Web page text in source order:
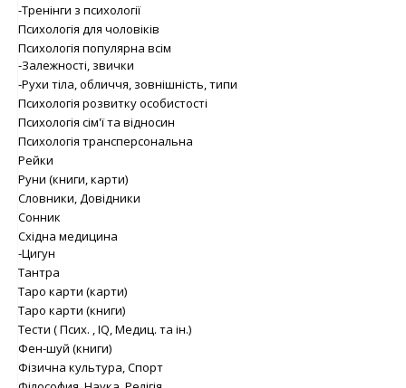
-Тренінги з психології
Психологія для чоловіків
Психологія популярна всім
-Залежності, звички
-Рухи тіла, обличчя, зовнішність, типи
Психологія розвитку особистості
Психологія сім'ї та відносин
Психологія трансперсональна
Рейки
Руни (книги, карти)
Словники, Довідники
Сонник
Східна медицина
-Цигун
Тантра
Таро карти (карти)
Таро карти (книги)
Тести ( Псих. , IQ, Медиц. та ін.)
Фен-шуй (книги)
Фізична культура, Спорт